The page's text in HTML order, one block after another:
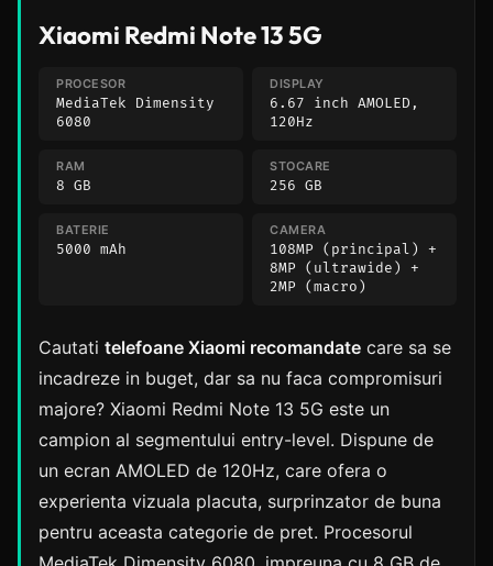
Xiaomi Redmi Note 13 5G
PROCESOR
MediaTek Dimensity
6080
DISPLAY
6.67 inch AMOLED,
120Hz
RAM
8 GB
STOCARE
256 GB
BATERIE
5000 mAh
CAMERA
108MP (principal) +
8MP (ultrawide) +
2MP (macro)
Cautati telefoane Xiaomi recomandate care sa se
incadreze in buget, dar sa nu faca compromisuri
majore? Xiaomi Redmi Note 13 5G este un
campion al segmentului entry-level. Dispune de
un ecran AMOLED de 120Hz, care ofera o
experienta vizuala placuta, surprinzator de buna
pentru aceasta categorie de pret. Procesorul